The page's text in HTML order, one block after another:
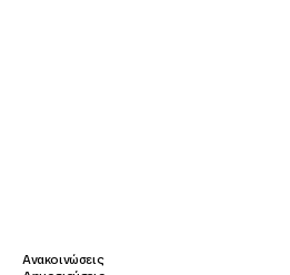
Ανακοινώσεις